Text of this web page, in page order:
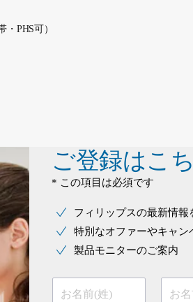
PHS可）
ご登録はこ
* この項目は必須です
フィリップスの最新情報
特別なオファーやキャン
製品モニターのご案内
お名前(姓) お